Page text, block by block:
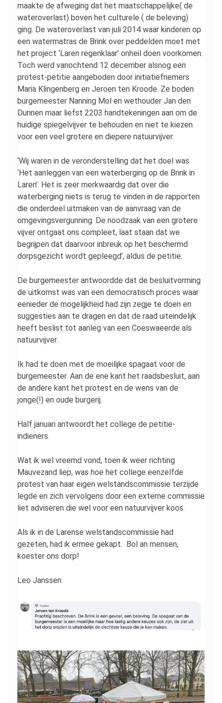
maakte de afweging dat het maatschappelijke( de
wateroverlast) boven het culturele ( de beleving)
ging. De wateroverlast van juli 2014 waar kinderen op
een watermatras de Brink over peddelden moet met
het project ‘Laren regenklaar’ onheil doen voorkomen.
Toch werd vanochtend 12 december alsnog een
protest-petitie aangeboden door initiatiefnemers
Maria Klingenberg en Jeroen ten Kroode. Ze boden
burgemeester Nanning Mol en wethouder Jan den
Dunnen maar liefst 2203 handtekeningen aan om de
huidige spiegelvijver te behouden en niet te kiezen
voor een veel grotere en diepere natuurvijver.
‘Wij waren in de veronderstelling dat het doel was
‘Het aanleggen van een waterberging op de Brink in
Laren’. Het is zeer merkwaardig dat over die
waterberging niets is terug te vinden in de rapporten
die onderdeel uitmaken van de aanvraag van de
omgevingsvergunning. De noodzaak van een grotere
vijver ontgaat ons compleet, laat staan dat we
begrijpen dat daarvoor inbreuk op het beschermd
dorpsgezicht wordt gepleegd’, aldus de petitie.
De burgemeester antwoordde dat de besluitvorming
de uitkomst was van een democratisch proces waar
eenieder de mogelijkheid had zijn zegje te doen en
suggesties aan te dragen en dat de raad uiteindelijk
heeft beslist tot aanleg van een Coeswaeerde als
natuurvijver.
Ik had te doen met de moeilijke spagaat voor de
burgemeester. Aan de ene kant het raadsbesluit, aan
de andere kant het protest en de wens van de
jonge(!) en oude burgerij.
Half januari antwoordt het college de petitie-
indieners.
Wat ik wel vreemd vond, toen ik weer richting
Mauvezand liep, was hoe het college eenzelfde
protest van haar eigen welstandscommissie terzijde
legde en zich vervolgens door een externe commissie
liet adviseren die wel voor een natuurvijver koos.
Als ik in de Larense welstandscommissie had
gezeten, had ik ermee gekapt. Bol an mensen,
koester ons dorp!
Leo Janssen